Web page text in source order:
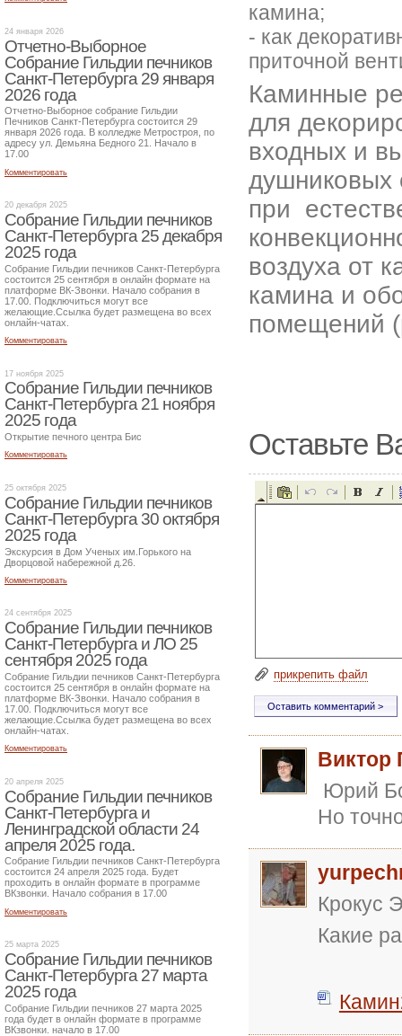
камина;
- как
приточной
Каминные
для
входных и
душниковых
при
воздуха от
камина и
помещений
Оставьте
прикрепить файл
Виктор
Юрий
Но
Крокус
Какие
24 января 2026
Отчетно-Выборное
Собрание Гильдии печников
Санкт-Петербурга 29 января
2026 года
Отчетно-Выборное собрание Гильдии
Печников Санкт-Петербурга состоится 29
января 2026 года. В колледже Метростроя, по
адресу ул. Демьяна Бедного 21. Начало в
17.00
Комментировать
20 декабря 2025
Собрание Гильдии печников
Санкт-Петербурга 25 декабря
2025 года
Собрание Гильдии печников Санкт-Петербурга
состоится 25 сентября в онлайн формате на
платформе ВК-Звонки. Начало собрания в
17.00. Подключиться могут все
желающие.Ссылка будет размещена во всех
онлайн-чатах.
Комментировать
17 ноября 2025
Собрание Гильдии печников
Санкт-Петербурга 21 ноября
2025 года
Открытие печного центра Бис
Комментировать
25 октября 2025
Собрание Гильдии печников
Санкт-Петербурга 30 октября
2025 года
Экскурсия в Дом Ученых им.Горького на
Дворцовой набережной д.26.
Комментировать
24 сентября 2025
Собрание Гильдии печников
Санкт-Петербурга и ЛО 25
сентября 2025 года
Собрание Гильдии печников Санкт-Петербурга
состоится 25 сентября в онлайн формате на
платформе ВК-Звонки. Начало собрания в
17.00. Подключиться могут все
желающие.Ссылка будет размещена во всех
онлайн-чатах.
Комментировать
20 апреля 2025
Собрание Гильдии печников
Санкт-Петербурга и
Ленинградской области 24
апреля 2025 года.
Собрание Гильдии печников Санкт-Петербурга
состоится 24 апреля 2025 года. Будет
проходить в онлайн формате в программе
ВКзвонки. Начало собрания в 17.00
Комментировать
25 марта 2025
Собрание Гильдии печников
Санкт-Петербурга 27 марта
2025 года
Собрание Гильдии печников 27 марта 2025
года будет в онлайн формате в программе
ВКзвонки. начало в 17.00